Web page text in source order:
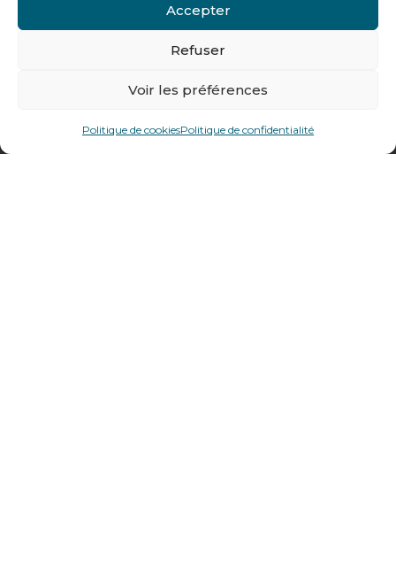
Accepter
Refuser
Voir les préférences
Politique de cookiesPolitique de confidentialité
Tél : + 33 (0)4 74 62 81 44
478 rue Alexandre Richetta